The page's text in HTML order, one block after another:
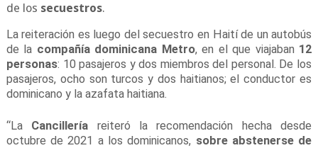
de los secuestros.
La reiteración es luego del secuestro en Haití de un autobús
de la compañía dominicana Metro, en el que viajaban 12
personas: 10 pasajeros y dos miembros del personal. De los
pasajeros, ocho son turcos y dos haitianos; el conductor es
dominicano y la azafata haitiana.
“La Cancillería reiteró la recomendación hecha desde
octubre de 2021 a los dominicanos, sobre abstenerse de